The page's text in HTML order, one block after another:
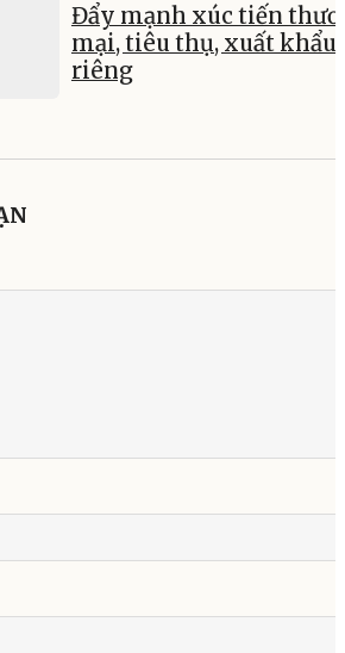
Đẩy mạnh xúc tiến
mại, tiêu thụ, xuất khẩu
riêng